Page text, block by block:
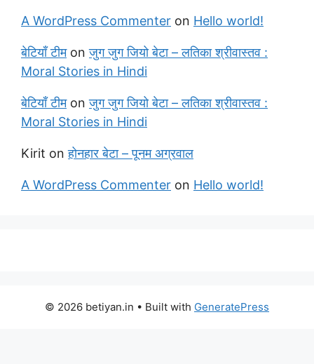
A WordPress Commenter on Hello world!
बेटियाँ टीमonजुग जुग जियो बेटा – लतिका श्रीवास्तव :
Moral Stories in Hindi
बेटियाँ टीमonजुग जुग जियो बेटा – लतिका श्रीवास्तव :
Moral Stories in Hindi
Kirit onहोनहार बेटा – पूनम अग्रवाल
A WordPress Commenter on Hello world!
© 2026 betiyan.in • Built with GeneratePress